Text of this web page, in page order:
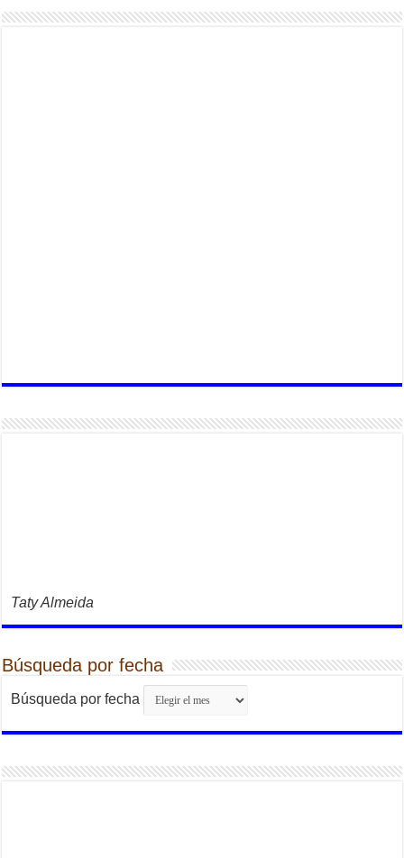
Taty Almeida
Búsqueda por fecha
Búsqueda por fecha